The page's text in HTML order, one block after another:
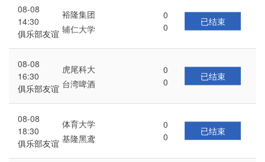
08-08
14:30
俱乐部友谊
赛
裕隆集团
0
0
辅仁大学
已结束
08-08
16:30
俱乐部友谊
赛
虎尾科大
0
0
台湾啤酒
已结束
08-08
18:30
俱乐部友谊
赛
体育大学
0
0
基隆黑鸢
已结束